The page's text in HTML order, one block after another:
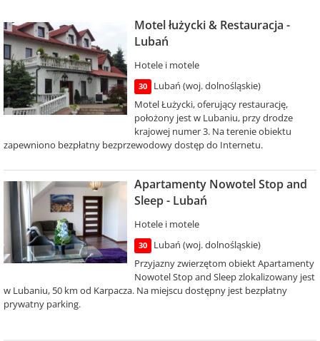
Motel łużycki & Restauracja -
Lubań
Hotele i motele
30
Lubań (woj. dolnośląskie)
Motel Łużycki, oferujący restaurację,
położony jest w Lubaniu, przy drodze
krajowej numer 3. Na terenie obiektu
zapewniono bezpłatny bezprzewodowy dostęp do Internetu.
Apartamenty Nowotel Stop and
Sleep - Lubań
Hotele i motele
30
Lubań (woj. dolnośląskie)
Przyjazny zwierzętom obiekt Apartamenty
Nowotel Stop and Sleep zlokalizowany jest
w Lubaniu, 50 km od Karpacza. Na miejscu dostępny jest bezpłatny
prywatny parking.